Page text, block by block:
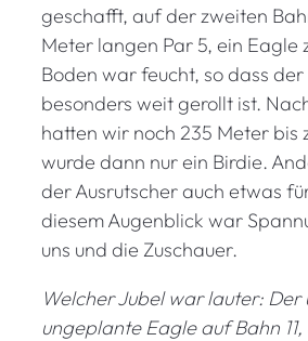
geschafft, auf der zweiten
Meter langen Par 5, ein Eagle
Boden war feucht, so dass
besonders weit gerollt ist.
hatten wir noch 235 Meter bis
wurde dann nur ein Birdie.
der Ausrutscher auch etwas
diesem Augenblick war
uns und die Zuschauer.
Welcher Jubel war lauter: Der
ungeplante Eagle auf Bahn